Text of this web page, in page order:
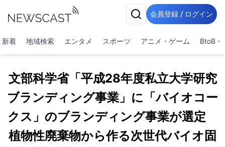
会員登録 / ログイン
新着 地域検索 エンタメ スポーツ アニメ・ゲーム BtoB・
文部科学省「平成28年度私立大学研究
ブランディング事業」に「バイオコー
クス」のブランディング事業が選定
植物性廃棄物から作る次世代バイオ固